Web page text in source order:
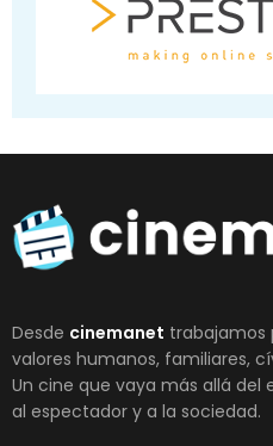
Desde cinemanet trabajamos
valores humanos, familiares,
Un cine que vaya más allá
al espectador y a la sociedad.